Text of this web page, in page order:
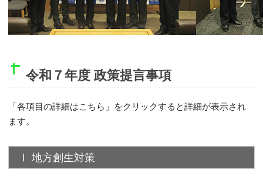
令和７年度 政策提言事項
「各項目の詳細はこちら」をクリックすると詳細が表示され
ます。
Ⅰ 地方創生対策